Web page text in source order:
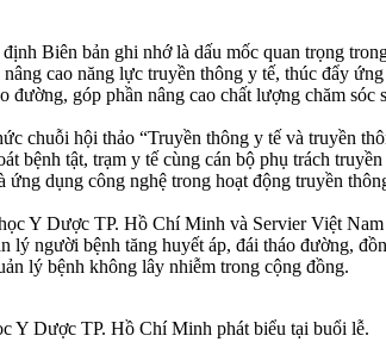
Biên bản ghi nhớ là dấu mốc quan trọng
cao năng lực truyền thông y tế, thúc đẩy
góp phần nâng cao chất lượng chăm sóc
hội thảo “Truyền thông y tế và truyền
bệnh tật, trạm y tế cùng cán bộ phụ trách
dụng công nghệ trong hoạt động truyền
Y Dược TP. Hồ Chí Minh và Servier Việt
người bệnh tăng huyết áp, đái tháo đường,
lý bệnh không lây nhiễm trong cộng đồng.
Y Dược TP. Hồ Chí Minh phát biểu tại buổi lễ.